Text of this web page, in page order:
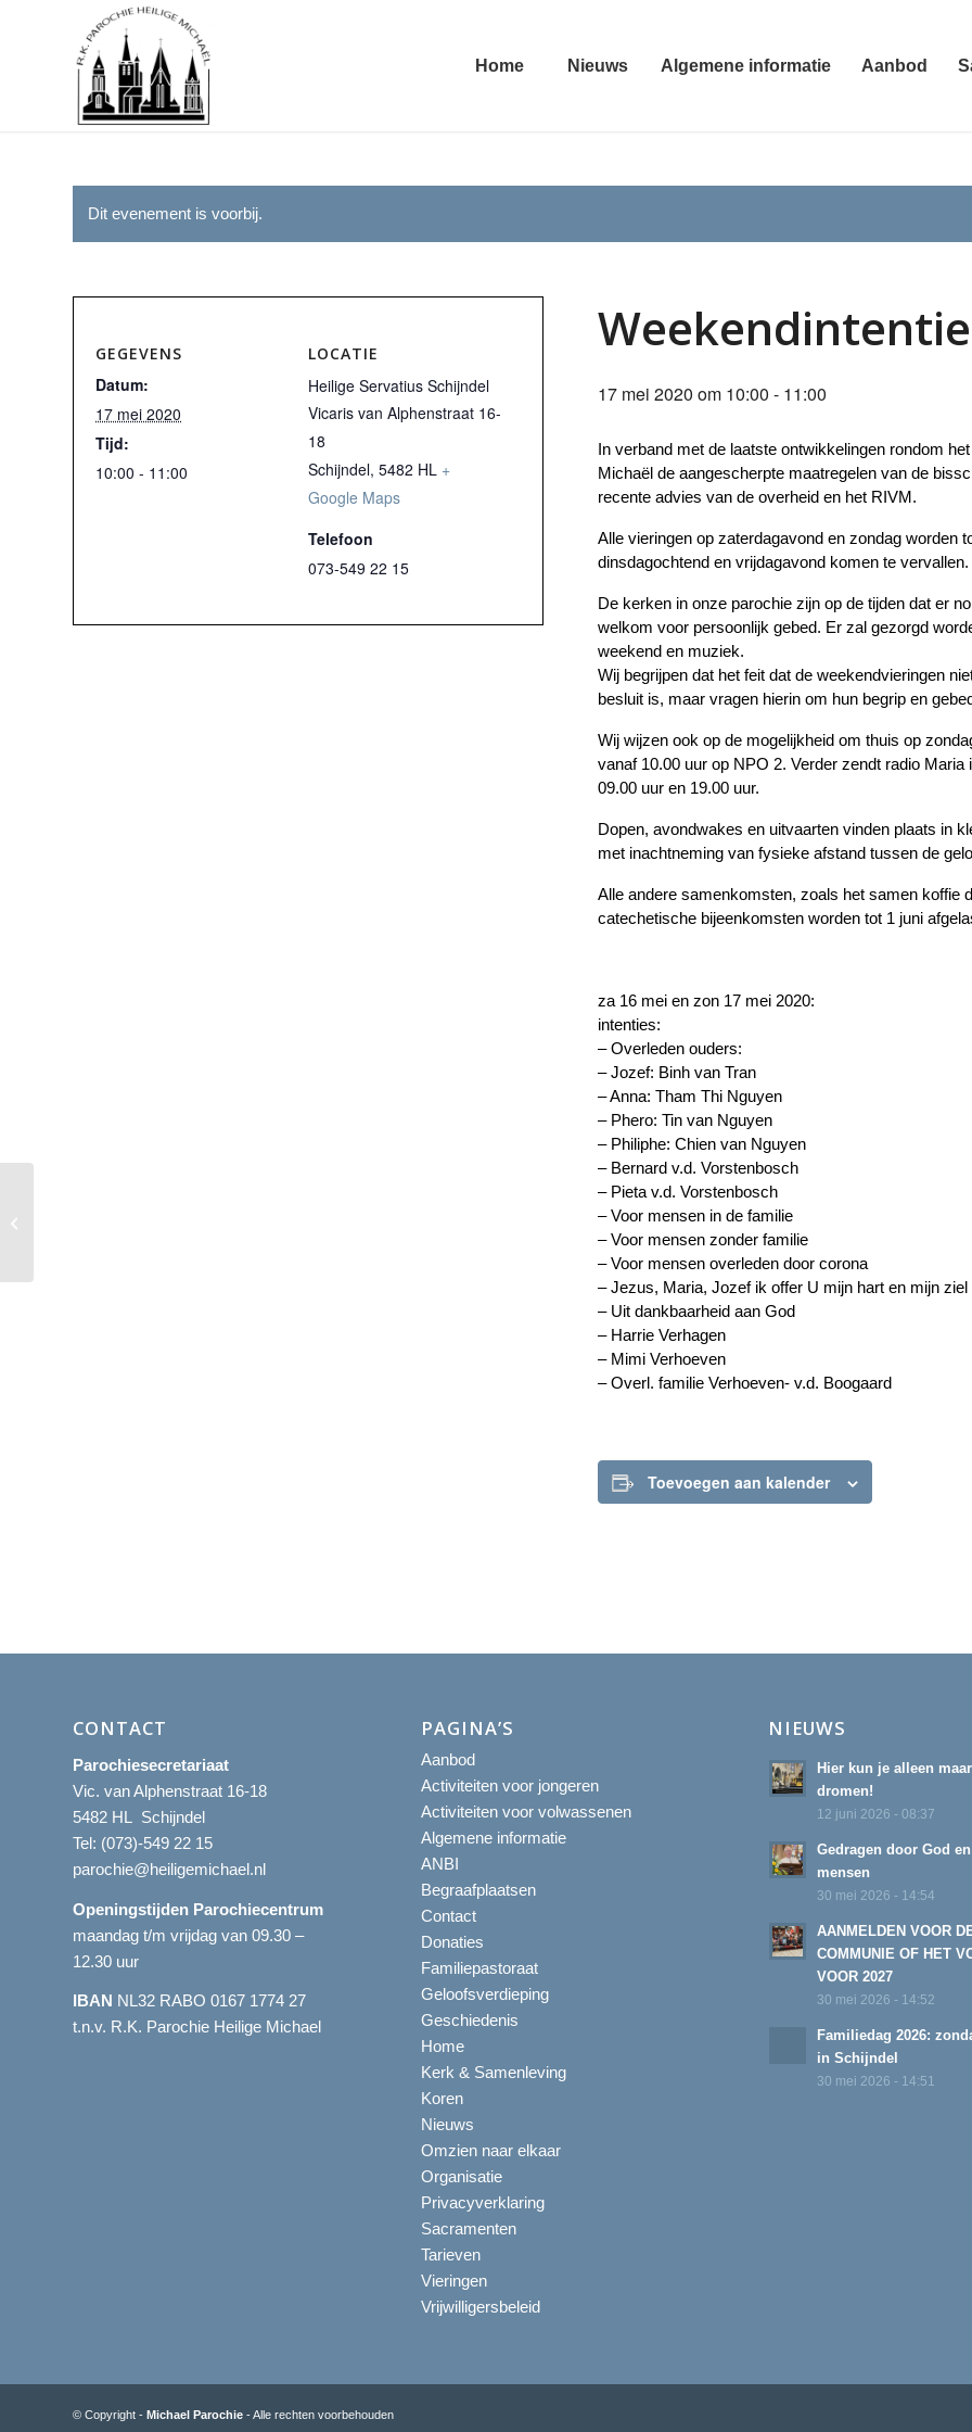
Home Nieuws Algemene informatie Aanbod
Dit evenement is voorbij.
17 mei 2020 om 10:00 - 11:00
In verband met de laatste ontwikkelingen rondom
Michaël de aangescherpte maatregelen van de
recente advies van de overheid en het RIVM.
Alle vieringen op zaterdagavond en zondag worden
dinsdagochtend en vrijdagavond komen te vervallen.
De kerken in onze parochie zijn op de tijden dat er
welkom voor persoonlijk gebed. Er zal gezorgd
weekend en muziek.
Wij begrijpen dat het feit dat de weekendvieringen
besluit is, maar vragen hierin om hun begrip en
Wij wijzen ook op de mogelijkheid om thuis op
vanaf 10.00 uur op NPO 2. Verder zendt radio
09.00 uur en 19.00 uur.
Dopen, avondwakes en uitvaarten vinden plaats in
met inachtneming van fysieke afstand tussen de
Alle andere samenkomsten, zoals het samen koffie
catechetische bijeenkomsten worden tot 1 juni
za 16 mei en zon 17 mei 2020:
intenties:
– Overleden ouders:
– Jozef: Binh van Tran
– Anna: Tham Thi Nguyen
– Phero: Tin van Nguyen
– Philiphe: Chien van Nguyen
– Bernard v.d. Vorstenbosch
– Pieta v.d. Vorstenbosch
– Voor mensen in de familie
– Voor mensen zonder familie
– Voor mensen overleden door corona
– Jezus, Maria, Jozef ik offer U mijn hart en mijn ziel
– Uit dankbaarheid aan God
– Harrie Verhagen
– Mimi Verhoeven
– Overl. familie Verhoeven- v.d. Boogaard
Toevoegen aan kalender
GEGEVENS
Datum:
17 mei 2020
Tijd:
10:00 - 11:00
LOCATIE
Heilige Servatius Schijndel
Vicaris van Alphenstraat 16-
18
Schijndel, 5482 HL +
Google Maps
Telefoon
073-549 22 15
CONTACT
Parochiesecretariaat
Vic. van Alphenstraat 16-18
5482 HL Schijndel
Tel: (073)-549 22 15
parochie@heiligemichael.nl
Openingstijden Parochiecentrum
maandag t/m vrijdag van 09.30 –
12.30 uur
IBAN NL32 RABO 0167 1774 27
t.n.v. R.K. Parochie Heilige Michael
PAGINA’S
Aanbod
Activiteiten voor jongeren
Activiteiten voor volwassenen
Algemene informatie
ANBI
Begraafplaatsen
Contact
Donaties
Familiepastoraat
Geloofsverdieping
Geschiedenis
Home
Kerk & Samenleving
Koren
Nieuws
Omzien naar elkaar
Organisatie
Privacyverklaring
Sacramenten
Tarieven
Vieringen
Vrijwilligersbeleid
NIEUWS
Hier kun je alleen
dromen!
12 juni 2026 - 08:37
Gedragen door God
mensen
30 mei 2026 - 14:54
AANMELDEN VOOR
COMMUNIE OF HET
VOOR 2027
30 mei 2026 - 14:52
Familiedag 2026:
in Schijndel
30 mei 2026 - 14:51
© Copyright - Michael Parochie - Alle rechten voorbehouden